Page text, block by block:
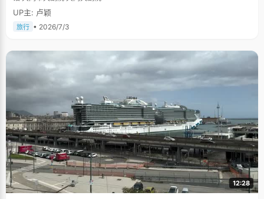
UP主: 卢颖
旅行 • 2026/7/3
12:28